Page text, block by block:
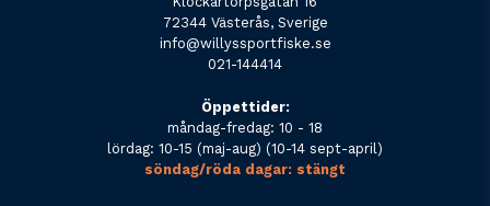
72344 Västerås, Sverige
info@willyssportfiske.se
021-144414
Öppettider:
måndag-fredag: 10 - 18
lördag: 10-15 (maj-aug) (10-14 sept-april)
söndag/röda dagar: stängt